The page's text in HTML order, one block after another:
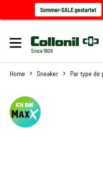
Sommer-SALE gestartet
Since 1909
Home Sneaker Par type de